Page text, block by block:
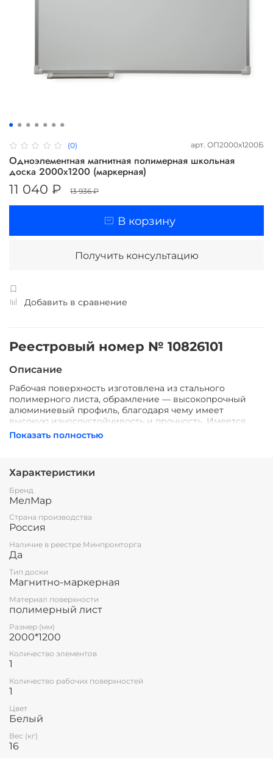
(0) арт. ОП2000х1200Б
Одноэлементная магнитная полимерная школьная
доска 2000х1200 (маркерная)
11 040 ₽ 13 936 ₽
В корзину
Получить консультацию
Добавить в сравнение
Реестровый номер № 10826101
Описание
Рабочая поверхность изготовлена из стального
полимерного листа, обрамление — высокопрочный
алюминиевый профиль, благодаря чему имеет
высокую износоустойчивость и прочность. Имеется
лоток для маркера и принадлежностей.
магнитов.
Все школьные доски соответствуют ГОСТ 20064-86
ДОСКИ КЛАССНЫЕ
Показать полностью
Характеристики
Бренд
МелМар
Страна производства
Россия
Наличие в реестре Минпромторга
Да
Тип доски
Магнитно-маркерная
Материал поверхности
полимерный лист
Размер (мм)
2000*1200
Количество элементов
1
Количество рабочих поверхностей
1
Цвет
Белый
Вес (кг)
16